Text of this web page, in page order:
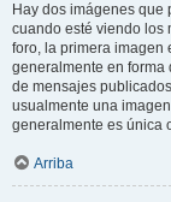
Hay dos imágenes
cuando esté viendo los
foro, la primera imagen
generalmente en forma
de mensajes
usualmente una
generalmente es única
Arriba